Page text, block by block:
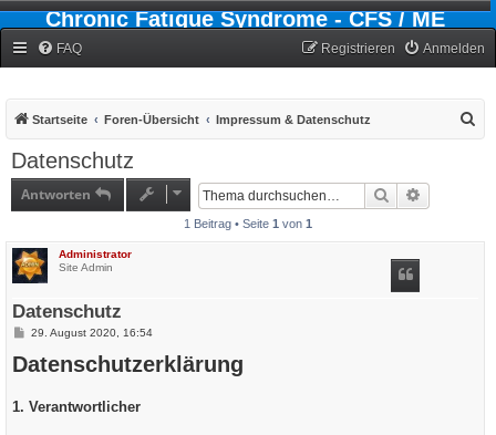
Chronic Fatigue Syndrome - CFS / ME
FAQ Anmelden
Registrieren
Startseite Foren-Übersicht Impressum & Datenschutz
Datenschutz
Antworten Suche
1 Beitrag • Seite 1 von 1
Administrator
Site Admin
Datenschutz
B
i
t
g
29. August 2020, 16:54
Datenschutzerklärung
1. Verantwortlicher